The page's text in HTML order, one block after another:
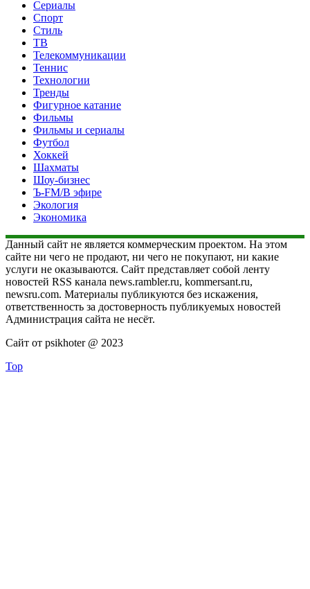
Сериалы
Спорт
Стиль
ТВ
Телекоммуникации
Теннис
Технологии
Тренды
Фигурное катание
Фильмы
Фильмы и сериалы
Футбол
Хоккей
Шахматы
Шоу-бизнес
Ъ-FM/В эфире
Экология
Экономика
Данный сайт не является коммерческим проектом. На этом
сайте ни чего не продают, ни чего не покупают, ни какие
услуги не оказываются. Сайт представляет собой ленту
новостей RSS канала news.rambler.ru, kommersant.ru,
newsru.com. Материалы публикуются без искажения,
ответственность за достоверность публикуемых новостей
Администрация сайта не несёт.
Сайт от psikhoter @ 2023
Top